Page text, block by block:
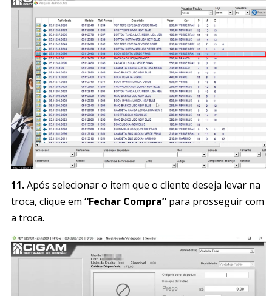
11.Após selecionar o item que o cliente deseja levar na
troca, clique em “Fechar Compra” para prosseguir com
a troca.